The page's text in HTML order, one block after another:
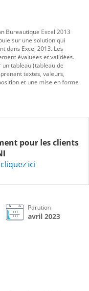
pour lesclients
cliquez ici
Bureautique Excel 2013
sur une solution qui
dans Excel 2013. Les
évaluées et validées.
un tableau (tableau de
textes, valeurs,
et une mise en forme
Parution
avril 2023